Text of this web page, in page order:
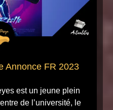
Annonce FR 2023
est un jeune plein
de l’université, le